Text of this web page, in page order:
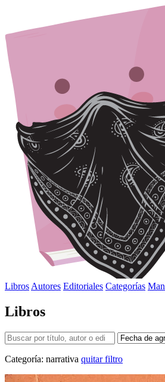
Libros Autores Editoriales Categorías
Libros
Categoría: narrativa quitar filtro